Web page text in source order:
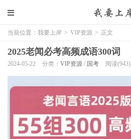
当前位置： 我要上岸 > VIP资源 > 正文
2025老闻必考高频成语300词
2024-05-22 分类： VIP资源 / 国考 阅读(943)